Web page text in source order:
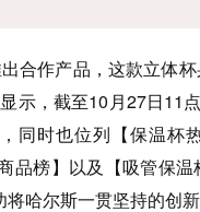
作产品，这款立体杯
示，截至10月27日11
同时也位列【保温杯
品榜】以及【吸管保
哈尔斯一贯坚持的创新